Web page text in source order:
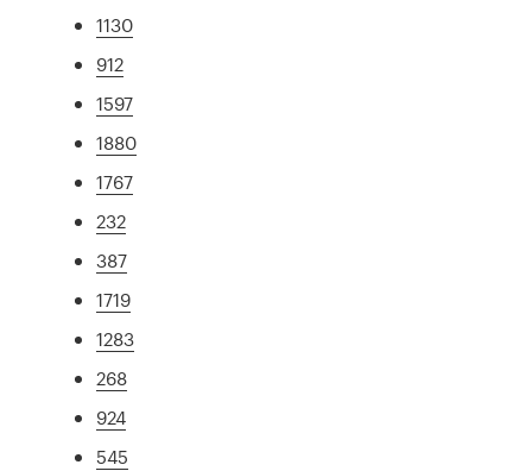
1130
912
1597
1880
1767
232
387
1719
1283
268
924
545